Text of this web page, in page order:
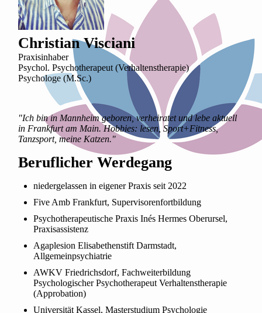
Christian Visciani
Praxisinhaber
Psychol. Psychotherapeut (Verhaltenstherapie)
Psychologe (M.Sc.)
"Ich bin in Mannheim geboren, verheiratet und lebe aktuell
in Frankfurt am Main. Hobbies: lesen, Sport+Fitness,
Tanzsport, meine Katzen."
Beruflicher Werdegang
niedergelassen in eigener Praxis seit 2022
Five Amb Frankfurt, Supervisorenfortbildung
Psychotherapeutische Praxis Inés Hermes Oberursel,
Praxisassistenz
Agaplesion Elisabethenstift Darmstadt,
Allgemeinpsychiatrie
AWKV Friedrichsdorf, Fachweiterbildung
Psychologischer Psychotherapeut Verhaltenstherapie
(Approbation)
Universität Kassel, MasterstudiumPsychologie